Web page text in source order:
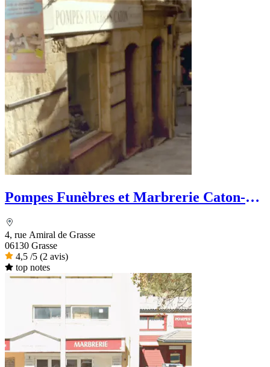
Pompes Funèbres et Marbrerie Caton-
4, rue Amiral de Grasse
06130 Grasse
4,5 /5 (2 avis)
top notes